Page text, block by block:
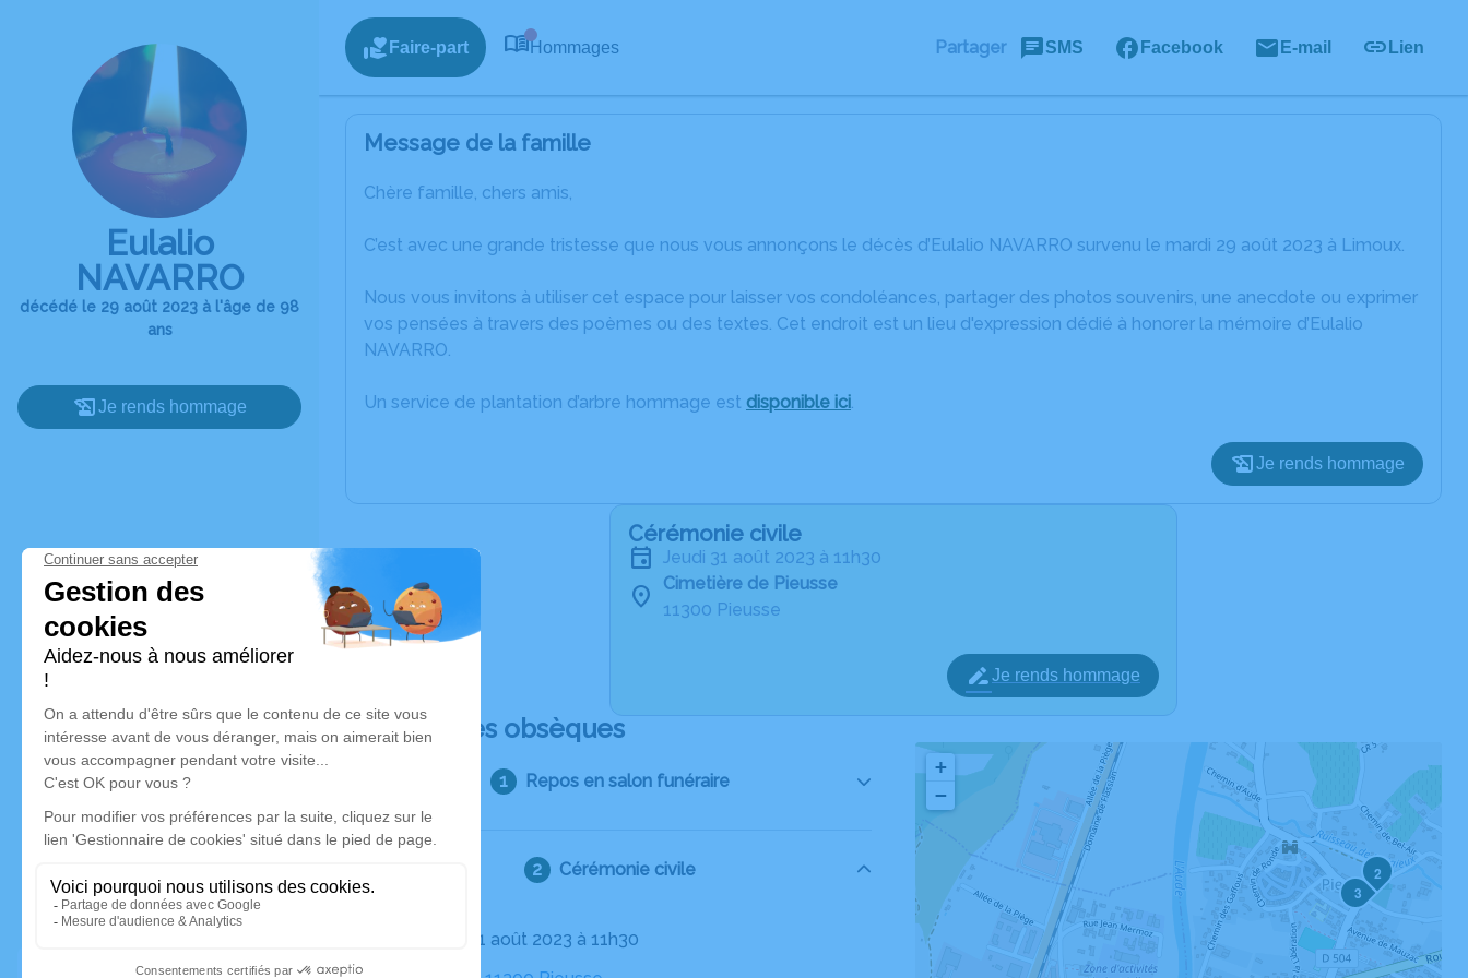
Eulalio
NAVARRO
décédé le 29 août 2023 à l'âge de 98
ans
Je rends hommage
Faire-part Hommages Partager SMS Facebook E-mail Lien
Message de la famille
Chère famille, chers amis,
C’est avec une grande tristesse que nous vous annonçons le décès d’Eulalio NAVARRO survenu le mardi 29 août 2023 à Limoux.
Nous vous invitons à utiliser cet espace pour laisser vos condoléances, partager des photos souvenirs, une anecdote ou exprimer
vos pensées à travers des poèmes ou des textes. Cet endroit est un lieu d'expression dédié à honorer la mémoire d’Eulalio
NAVARRO.
Un service de plantation d’arbre hommage est disponible ici.
Je rends hommage
Cérémonie civile
jeudi 31 août 2023 à 11h30
Cimetière de Pieusse
11300 Pieusse
Je rends hommage
Déroulé des obsèques
Repos en salon funéraire
Cérémonie civile
Le jeudi 31 août 2023 à 11h30
2
3
+
−